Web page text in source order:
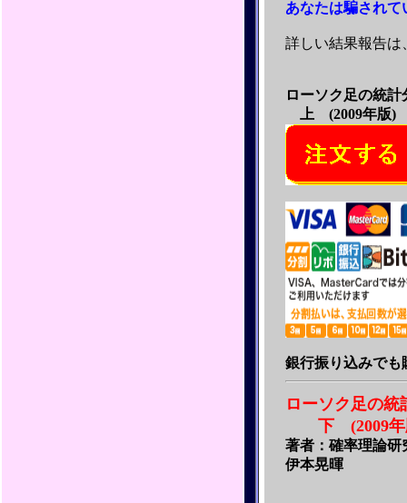
あなたは騙され
詳しい結果報告は
ローソク足の統
上 (2009年版)
銀行振り込みでも
ローソク足の統
下 (2009年
著者：確率理論研
伊本晃暉